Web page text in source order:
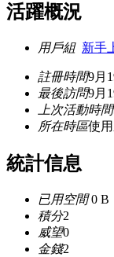
活躍概況
用戶組 新手
註冊時間9月
最後訪問9月
上次活動時間
所在時區使
統計信息
已用空間0 B
積分2
威望0
金錢2